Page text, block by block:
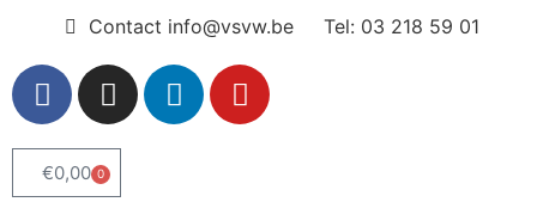
Contact info@vsvw.be Tel: 03 218 59 01
€0,00 0